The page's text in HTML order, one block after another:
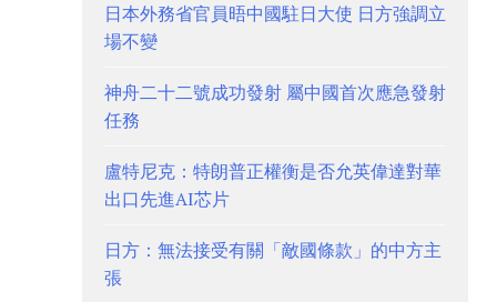
日本外務省官員晤中國駐日大使 日方強調立
場不變
神舟二十二號成功發射 屬中國首次應急發射
任務
盧特尼克：特朗普正權衡是否允英偉達對華
出口先進AI芯片
日方：無法接受有關「敵國條款」的中方主
張